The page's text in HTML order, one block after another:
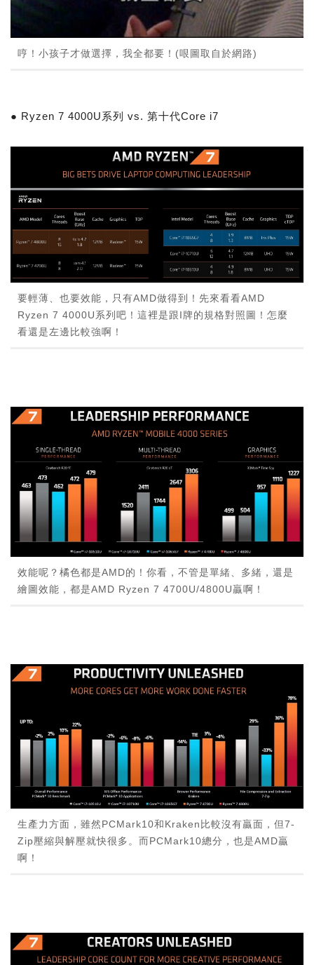
哼！小孩子才做選擇，我全都要！(哏圖取自於網路)
● Ryzen 7 4000U系列 vs. 第十代Core i7
要輕薄、也要效能，只有AMD做得到！先來看看AMD
Ryzen 7 4000U系列吧！這裡是跟I牌的規格對照圖！怎麼
看還是左邊比較強啊！
效能呢？橘色都是AMD的！你看，不管是單緒、多緒，還是
繪圖效能，都是AMD Ryzen 7 4700U/4800U贏啊！
生產力方面，雖然PCMark10和Kraken比較沒有贏面，但7-
Zip壓縮與解壓就快很多。而PCMark10總分，也是AMD贏
啊！